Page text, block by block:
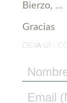
Bierzo, …
Gracias
DEJA UN